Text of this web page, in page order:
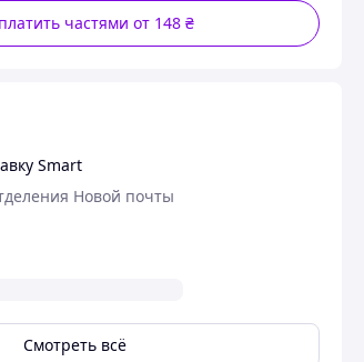
частями от 148 ₴
Smart
Новой почты
Смотреть всё